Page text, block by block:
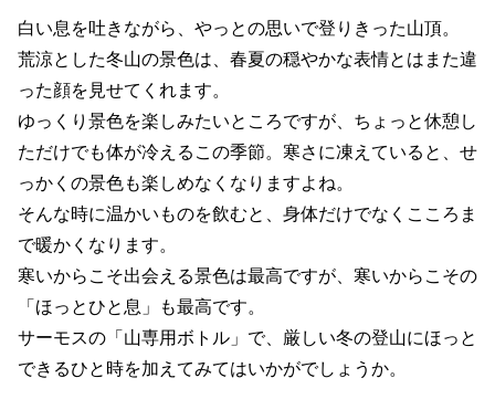
白い息を吐きながら、やっとの思いで登りきった山頂。
荒涼とした冬山の景色は、春夏の穏やかな表情とはまた違
った顔を見せてくれます。
ゆっくり景色を楽しみたいところですが、ちょっと休憩し
ただけでも体が冷えるこの季節。寒さに凍えていると、せ
っかくの景色も楽しめなくなりますよね。
そんな時に温かいものを飲むと、身体だけでなくこころま
で暖かくなります。
寒いからこそ出会える景色は最高ですが、寒いからこその
「ほっとひと息」も最高です。
サーモスの「山専用ボトル」で、厳しい冬の登山にほっと
できるひと時を加えてみてはいかがでしょうか。